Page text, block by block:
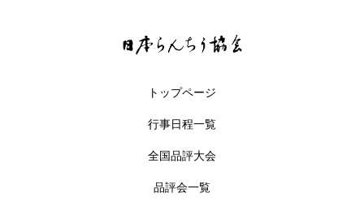
トップページ
行事日程一覧
全国品評大会
品評会一覧